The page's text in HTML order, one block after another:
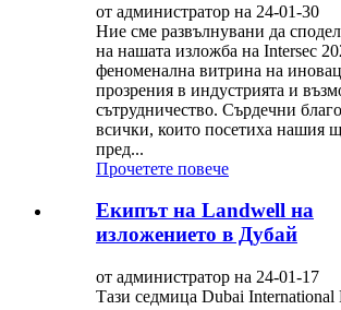
от администратор на 24-01-30
Ние сме развълнувани да
на нашата изложба на Intersec
феноменална витрина на
прозрения в индустрията и
сътрудничество. Сърдечни
всички, които посетиха нашия
пред...
Прочетете повече
Екипът на Landwell на
изложението в Дубай
от администратор на 24-01-17
Тази седмица Dubai International